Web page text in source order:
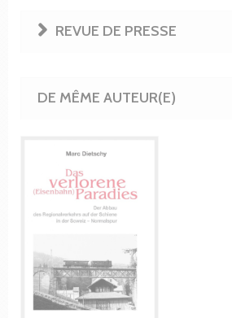
REVUE DE PRESSE
DE MÊME AUTEUR(E)